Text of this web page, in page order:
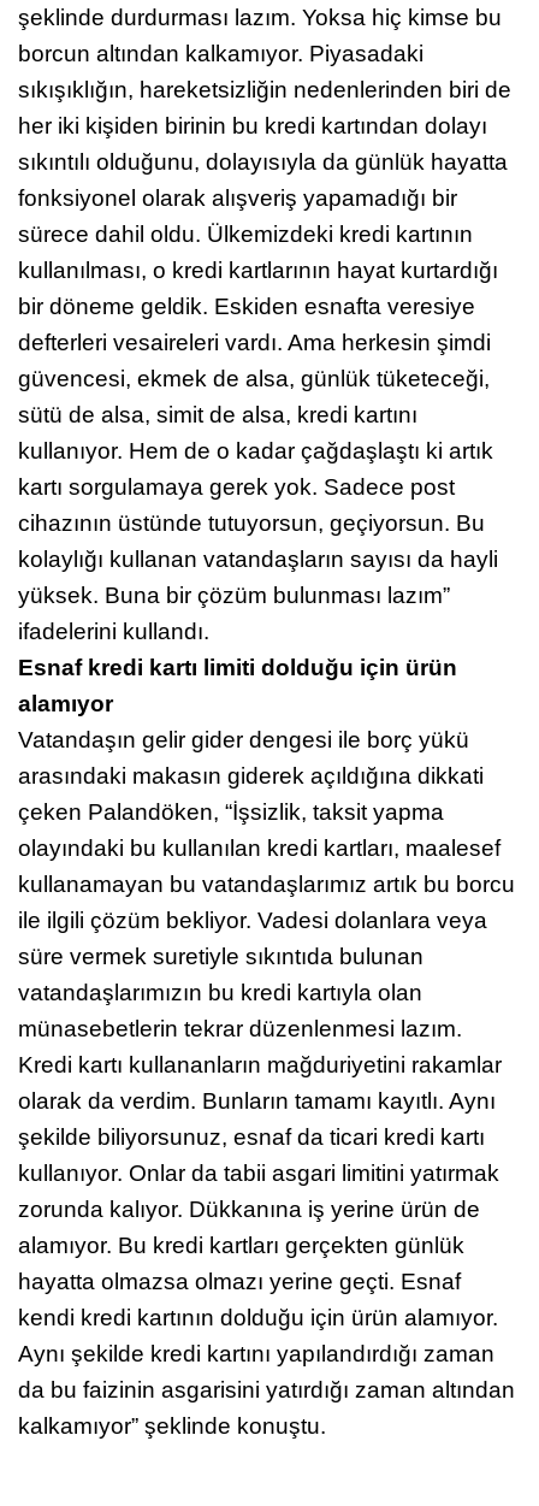
şeklinde durdurması lazım. Yoksa hiç kimse bu
borcun altından kalkamıyor. Piyasadaki
sıkışıklığın, hareketsizliğin nedenlerinden biri de
her iki kişiden birinin bu kredi kartından dolayı
sıkıntılı olduğunu, dolayısıyla da günlük hayatta
fonksiyonel olarak alışveriş yapamadığı bir
sürece dahil oldu. Ülkemizdeki kredi kartının
kullanılması, o kredi kartlarının hayat kurtardığı
bir döneme geldik. Eskiden esnafta veresiye
defterleri vesaireleri vardı. Ama herkesin şimdi
güvencesi, ekmek de alsa, günlük tüketeceği,
sütü de alsa, simit de alsa, kredi kartını
kullanıyor. Hem de o kadar çağdaşlaştı ki artık
kartı sorgulamaya gerek yok. Sadece post
cihazının üstünde tutuyorsun, geçiyorsun. Bu
kolaylığı kullanan vatandaşların sayısı da hayli
yüksek. Buna bir çözüm bulunması lazım”
ifadelerini kullandı.
Esnaf kredi kartı limiti dolduğu için ürün
alamıyor
Vatandaşın gelir gider dengesi ile borç yükü
arasındaki makasın giderek açıldığına dikkati
çeken Palandöken, “İşsizlik, taksit yapma
olayındaki bu kullanılan kredi kartları, maalesef
kullanamayan bu vatandaşlarımız artık bu borcu
ile ilgili çözüm bekliyor. Vadesi dolanlara veya
süre vermek suretiyle sıkıntıda bulunan
vatandaşlarımızın bu kredi kartıyla olan
münasebetlerin tekrar düzenlenmesi lazım.
Kredi kartı kullananların mağduriyetini rakamlar
olarak da verdim. Bunların tamamı kayıtlı. Aynı
şekilde biliyorsunuz, esnaf da ticari kredi kartı
kullanıyor. Onlar da tabii asgari limitini yatırmak
zorunda kalıyor. Dükkanına iş yerine ürün de
alamıyor. Bu kredi kartları gerçekten günlük
hayatta olmazsa olmazı yerine geçti. Esnaf
kendi kredi kartının dolduğu için ürün alamıyor.
Aynı şekilde kredi kartını yapılandırdığı zaman
da bu faizinin asgarisini yatırdığı zaman altından
kalkamıyor” şeklinde konuştu.